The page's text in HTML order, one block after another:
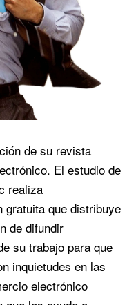
de su revista
El estudio de
realiza
gratuita que distribuye
de difundir
su trabajo para que
inquietudes en las
electrónico